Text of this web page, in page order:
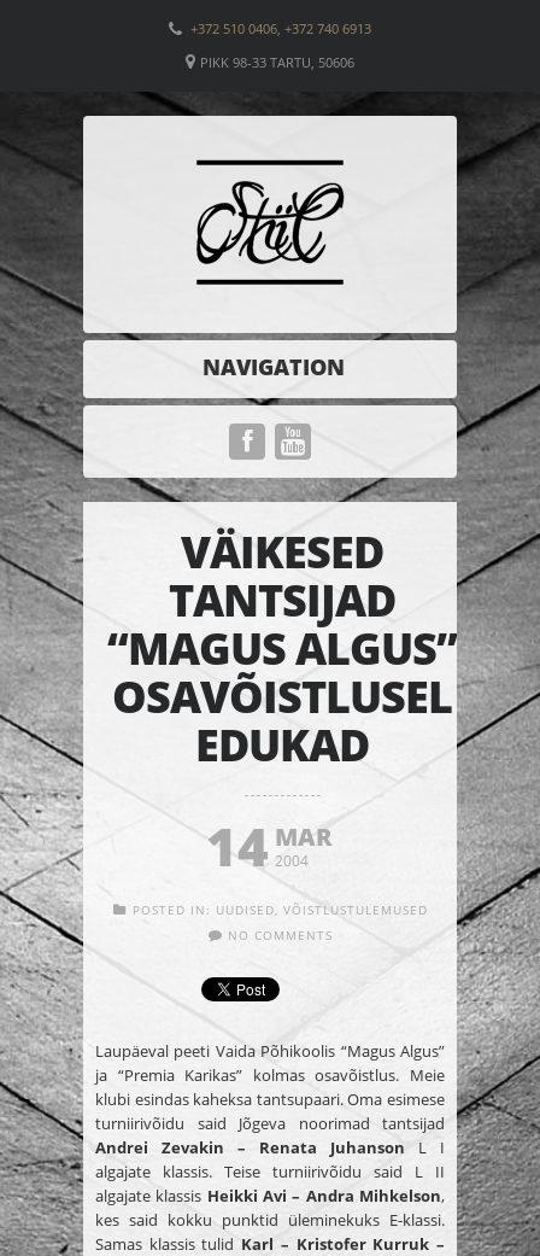
+372 510 0406, +372 740 6913
PIKK 98-33 TARTU, 50606
NAVIGATION
VÄIKESED
TANTSIJAD
“MAGUS ALGUS”
OSAVÕISTLUSEL
EDUKAD
14 MAR
2004
POSTED IN: UUDISED, VÕISTLUSTULEMUSED
NO COMMENTS
Laupäeval peeti Vaida Põhikoolis “Magus Algus”
ja “Premia Karikas” kolmas osavõistlus. Meie
klubi esindas kaheksa tantsupaari. Oma esimese
turniirivõidu said Jõgeva noorimad tantsijad
Andrei Zevakin – Renata Juhanson L I
algajate klassis. Teise turniirivõidu said L II
algajate klassis Heikki Avi – Andra Mihkelson,
kes said kokku punktid üleminekuks E-klassi.
Samas klassis tulid Karl – Kristofer Kurruk –